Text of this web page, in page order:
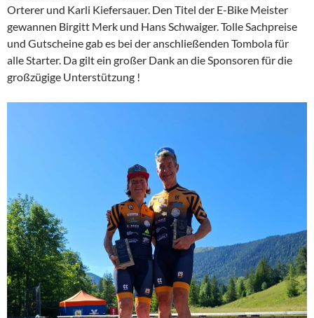
Orterer und Karli Kiefersauer. Den Titel der E-Bike Meister
gewannen Birgitt Merk und Hans Schwaiger. Tolle Sachpreise
und Gutscheine gab es bei der anschließenden Tombola für
alle Starter. Da gilt ein großer Dank an die Sponsoren für die
großzügige Unterstützung !